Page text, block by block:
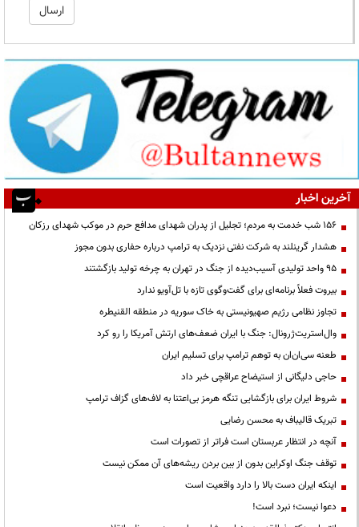
آخرین اخبار
۱۵۶ شب خدمت به مردم؛ تجلیل از پدران شهدای مدافع حرم در موکب شهدای رزکان
هشدار گرینلند به شرکت نفتی نزدیک به ترامپ درباره حفاری بدون مجوز
95 واحد تولیدی آسیب‌دیده از جنگ در تهران به چرخه تولید بازگشتند
بیروت فعلاً برنامه‌ای برای گفت‌وگوی تازه با تل‌آویو ندارد
تجاوز نظامی رژیم صهیونیستی به خاک سوریه در منطقه القنیطره
وال‌استریت‌ژرونال: جنگ با ایران ضعف‌های ارتش آمریکا را رو کرد
طعنه سی‌ان‌ان به توهم ترامپ برای تسلیم ایران
حاجی دلیگانی از استیضاح عراقچی خبر داد
شروط ایران برای بازگشایی تنگه هرمز بی‌اعتنا به لاف‌های گزاف ترامپ
تبریک قالیباف به محسن رضایی
آنچه در انتظار عربستان است فراتر از تصورات است
توقف جنگ اوکراین بدون از بین بردن ریشه‌های آن ممکن نیست
اینکه ایران دست بالا را دارد واقعیت است
دعوا نیست؛ نبرد است!